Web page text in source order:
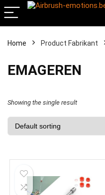
Home Product Fabrikant
‎EMAGEREN
Showing the single result